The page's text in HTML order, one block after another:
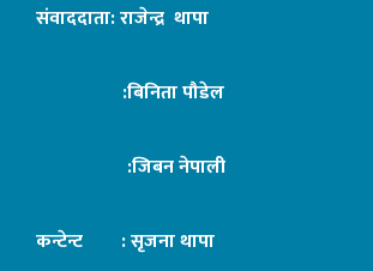
संवाददाता: राजेन्द्र थापा
:बिनिता पौडेल
:जिबन नेपाली
कन्टेन्ट : सृजना थापा